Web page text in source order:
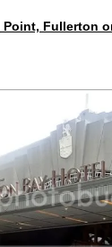
Fullerton